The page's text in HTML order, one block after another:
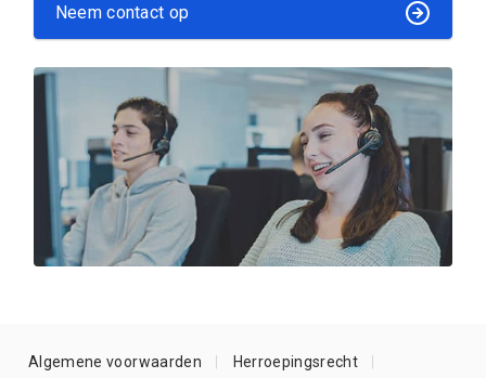
Neem contact op
Algemene voorwaarden Herroepingsrecht